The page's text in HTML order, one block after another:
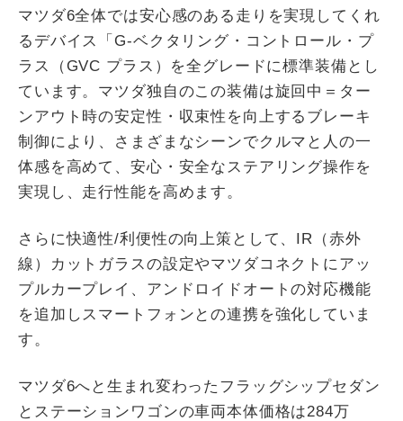
マツダ6全体では安心感のある走りを実現してくれ
るデバイス「G-ベクタリング・コントロール・プ
ラス（GVC プラス）を全グレードに標準装備とし
ています。マツダ独自のこの装備は旋回中＝ター
ンアウト時の安定性・収束性を向上するブレーキ
制御により、さまざまなシーンでクルマと人の一
体感を高めて、安心・安全なステアリング操作を
実現し、走行性能を高めます。
さらに快適性/利便性の向上策として、IR（赤外
線）カットガラスの設定やマツダコネクトにアッ
プルカープレイ、アンドロイドオートの対応機能
を追加しスマートフォンとの連携を強化していま
す。
マツダ6へと生まれ変わったフラッグシップセダン
とステーションワゴンの車両本体価格は284万